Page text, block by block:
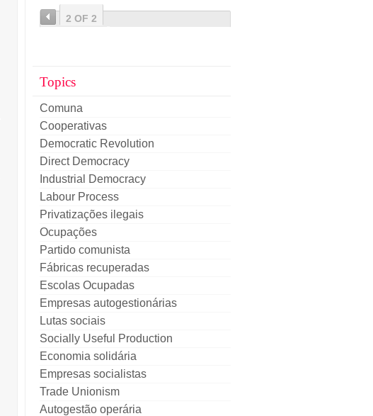
2 OF 2
Topics
Comuna
Cooperativas
Democratic Revolution
Direct Democracy
Industrial Democracy
Labour Process
Privatizações ilegais
Ocupações
Partido comunista
Fábricas recuperadas
Escolas Ocupadas
Empresas autogestionárias
Lutas sociais
Socially Useful Production
Economia solidária
Empresas socialistas
Trade Unionism
Autogestão operária